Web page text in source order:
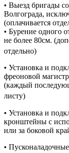
• Выезд бригады
Волгограда,
(оплачивается
• Бурение одного
не более 80см.
отдельно)
• Установка и
фреоновой
(каждый
листу)
• Установка и
кронштейны с
или за боковой
•